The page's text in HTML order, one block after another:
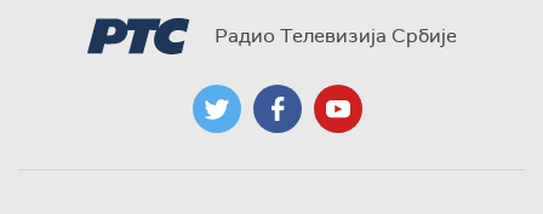
Радио Телевизија Србије